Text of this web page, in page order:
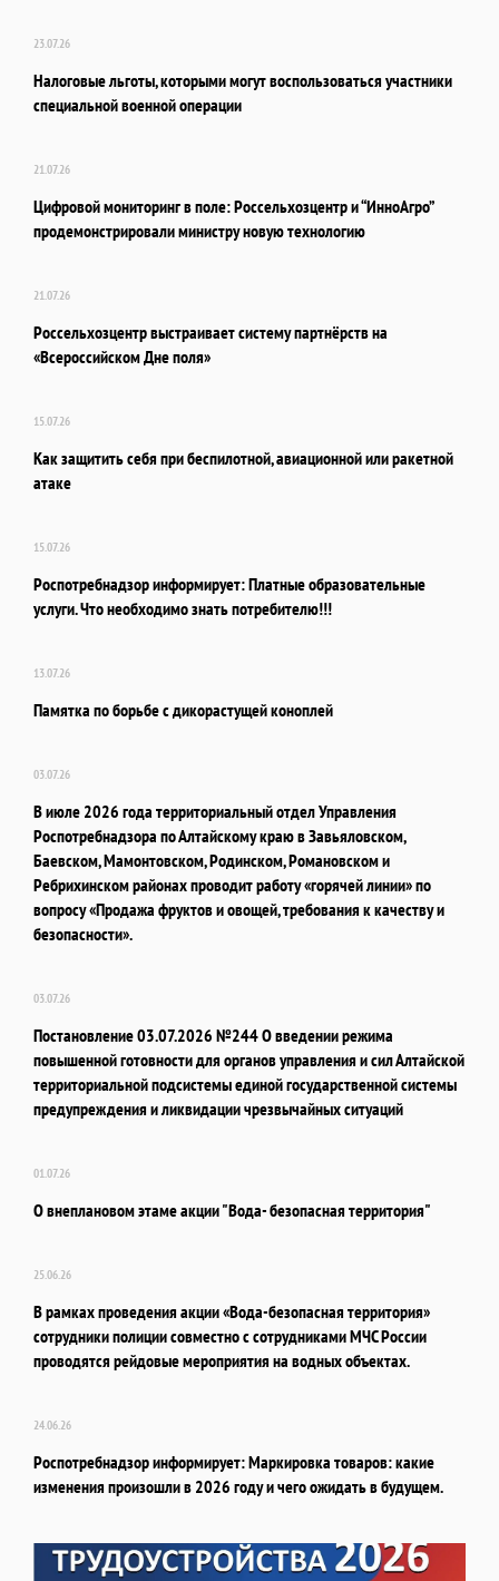
23.07.26
Налоговые льготы, которыми могут воспользоваться участники
специальной военной операции
21.07.26
Цифровой мониторинг в поле: Россельхозцентр и “ИнноАгро”
продемонстрировали министру новую технологию
21.07.26
Россельхозцентр выстраивает систему партнёрств на
«Всероссийском Дне поля»
15.07.26
Как защитить себя при беспилотной, авиационной или ракетной
атаке
15.07.26
Роспотребнадзор информирует: Платные образовательные
услуги. Что необходимо знать потребителю!!!
13.07.26
Памятка по борьбе с дикорастущей коноплей
03.07.26
В июле 2026 года территориальный отдел Управления
Роспотребнадзора по Алтайскому краю в Завьяловском,
Баевском, Мамонтовском, Родинском, Романовском и
Ребрихинском районах проводит работу «горячей линии» по
вопросу «Продажа фруктов и овощей, требования к качеству и
безопасности».
03.07.26
Постановление 03.07.2026 №244 О введении режима
повышенной готовности для органов управления и сил Алтайской
территориальной подсистемы единой государственной системы
предупреждения и ликвидации чрезвычайных ситуаций
01.07.26
О внеплановом этаме акции "Вода- безопасная территория"
25.06.26
В рамках проведения акции «Вода-безопасная территория»
сотрудники полиции совместно с сотрудниками МЧС России
проводятся рейдовые мероприятия на водных объектах.
24.06.26
Роспотребнадзор информирует: Маркировка товаров: какие
изменения произошли в 2026 году и чего ожидать в будущем.